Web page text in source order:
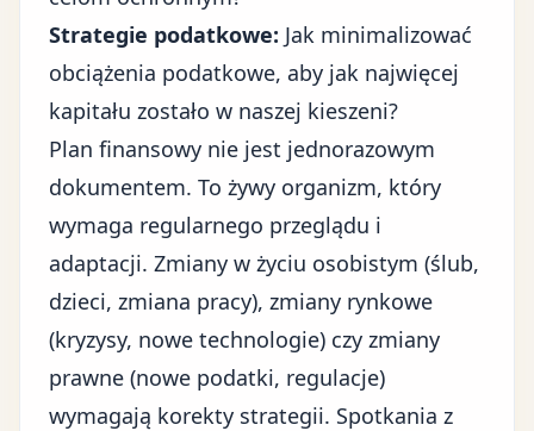
Strategie podatkowe: Jak minimalizować
obciążenia podatkowe, aby jak najwięcej
kapitału zostało w naszej kieszeni?
Plan finansowy nie jest jednorazowym
dokumentem. To żywy organizm, który
wymaga regularnego przeglądu i
adaptacji. Zmiany w życiu osobistym (ślub,
dzieci, zmiana pracy), zmiany rynkowe
(kryzysy, nowe technologie) czy zmiany
prawne (nowe podatki, regulacje)
wymagają korekty strategii. Spotkania z